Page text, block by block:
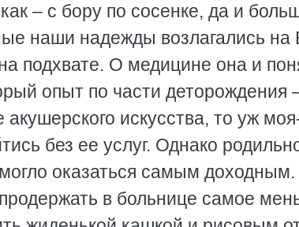
– с бору по сосенке, да и
наши надежды возлагались
подхвате. О медицине она и
опыт по части деторождения
искусства, то уж
без ее услуг. Однако
оказаться самым
в больнице самое